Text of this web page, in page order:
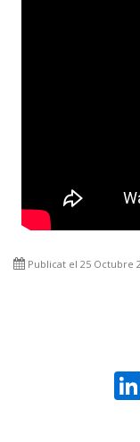
Publicat el 25 Octubre